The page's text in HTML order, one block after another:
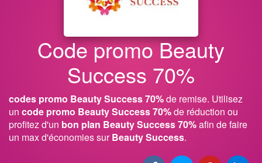
Code promo Beauty
Success 70%
codes promo Beauty Success 70%de remise. Utilisez
un code promo Beauty Success 70%de réduction ou
profitez d'un bon plan Beauty Success 70%afin de faire
un max d'économies surBeauty Success.